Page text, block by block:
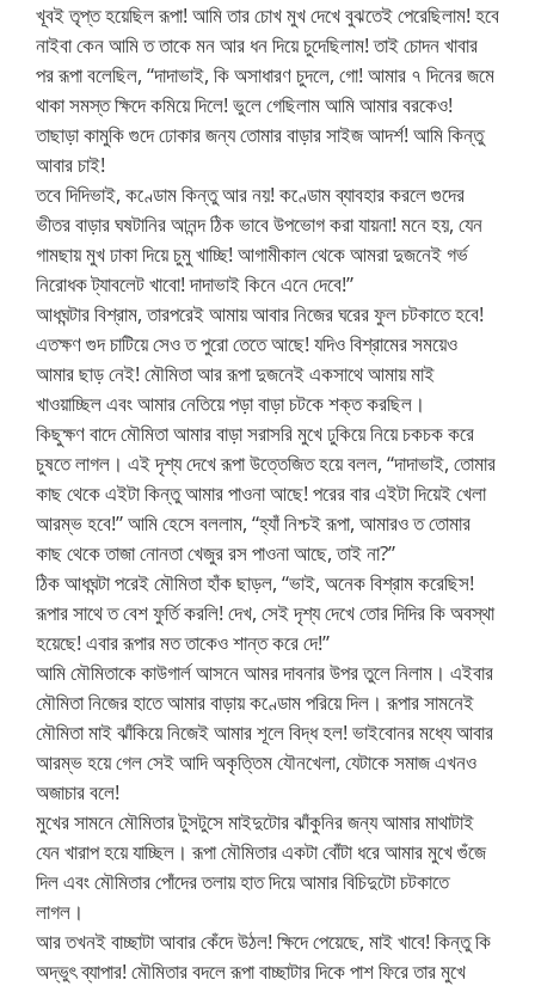
খূবই তৃপ্ত হয়েছিল রূপা! আমি তার চোখ মুখ দেখে বুঝতেই পেরেছিলাম! হবে
নাইবা কেন আমি ত তাকে মন আর ধন দিয়ে চুদেছিলাম! তাই চোদন খাবার
পর রূপা বলেছিল, “দাদাভাই, কি অসাধারণ চুদলে, গো! আমার ৭ দিনের জমে
থাকা সমস্ত ক্ষিদে কমিয়ে দিলে! ভুলে গেছিলাম আমি আমার বরকেও!
তাছাড়া কামুকি গুদে ঢোকার জন্য তোমার বাড়ার সাইজ আদর্শ! আমি কিন্তু
আবার চাই!
তবে দিদিভাই, কণ্ডোম কিন্তু আর নয়! কণ্ডোম ব্যাবহার করলে গুদের
ভীতর বাড়ার ঘষটানির আনন্দ ঠিক ভাবে উপভোগ করা যায়না! মনে হয়, যেন
গামছায় মুখ ঢাকা দিয়ে চুমু খাচ্ছি! আগামীকাল থেকে আমরা দুজনেই গর্ভ
নিরোধক ট্যাবলেট খাবো! দাদাভাই কিনে এনে দেবে!”
আধঘন্টার বিশ্রাম, তারপরেই আমায় আবার নিজের ঘরের ফুল চটকাতে হবে!
এতক্ষণ গুদ চাটিয়ে সেও ত পুরো তেতে আছে! যদিও বিশ্রামের সময়েও
আমার ছাড় নেই! মৌমিতা আর রূপা দুজনেই একসাথে আমায় মাই
খাওয়াচ্ছিল এবং আমার নেতিয়ে পড়া বাড়া চটকে শক্ত করছিল।
কিছুক্ষণ বাদে মৌমিতা আমার বাড়া সরাসরি মুখে ঢুকিয়ে নিয়ে চকচক করে
চুষতে লাগল। এই দৃশ্য দেখে রূপা উত্তেজিত হয়ে বলল, “দাদাভাই, তোমার
কাছ থেকে এইটা কিন্তু আমার পাওনা আছে! পরের বার এইটা দিয়েই খেলা
আরম্ভ হবে!” আমি হেসে বললাম, “হ্যাঁ নিশ্চই রূপা, আমারও ত তোমার
কাছ থেকে তাজা নোনতা খেজুর রস পাওনা আছে, তাই না?”
ঠিক আধঘন্টা পরেই মৌমিতা হাঁক ছাড়ল, “ভাই, অনেক বিশ্রাম করেছিস!
রূপার সাথে ত বেশ ফুর্তি করলি! দেখ, সেই দৃশ্য দেখে তোর দিদির কি অবস্থা
হয়েছে! এবার রূপার মত তাকেও শান্ত করে দে!”
আমি মৌমিতাকে কাউগার্ল আসনে আমর দাবনার উপর তুলে নিলাম। এইবার
মৌমিতা নিজের হাতে আমার বাড়ায় কণ্ডোম পরিয়ে দিল। রূপার সামনেই
মৌমিতা মাই ঝাঁকিয়ে নিজেই আমার শূলে বিদ্ধ হল! ভাইবোনর মধ্যে আবার
আরম্ভ হয়ে গেল সেই আদি অকৃত্তিম যৌনখেলা, যেটাকে সমাজ এখনও
অজাচার বলে!
মুখের সামনে মৌমিতার টুসটুসে মাইদুটোর ঝাঁকুনির জন্য আমার মাথাটাই
যেন খারাপ হয়ে যাচ্ছিল। রূপা মৌমিতার একটা বোঁটা ধরে আমার মুখে গুঁজে
দিল এবং মৌমিতার পোঁদের তলায় হাত দিয়ে আমার বিচিদুটো চটকাতে
লাগল।
আর তখনই বাচ্ছাটা আবার কেঁদে উঠল! ক্ষিদে পেয়েছে, মাই খাবে! কিন্তু কি
অদ্ভুৎ ব্যাপার! মৌমিতার বদলে রূপা বাচ্ছাটার দিকে পাশ ফিরে তার মুখে